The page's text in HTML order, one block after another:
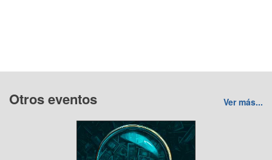
Otros eventos Ver más...